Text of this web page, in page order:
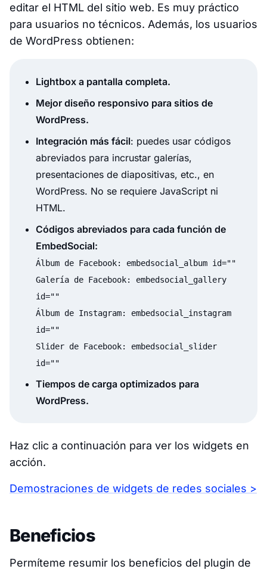
editar el HTML del sitio web. Es muy práctico
para usuarios no técnicos. Además, los usuarios
de WordPress obtienen:
Lightbox a pantalla completa.
Mejor diseño responsivo para sitios de
WordPress.
Integración más fácil: puedes usar códigos
abreviados para incrustar galerías,
presentaciones de diapositivas, etc., en
WordPress. No se requiere JavaScript ni
HTML.
Códigos abreviados para cada función de
EmbedSocial:
Álbum de Facebook: embedsocial_album id=""
Galería de Facebook: embedsocial_gallery
id=""
Álbum de Instagram: embedsocial_instagram
id=""
Slider de Facebook: embedsocial_slider
id=""
Tiempos de carga optimizados para
WordPress.
Haz clic a continuación para ver los widgets en
acción.
Demostraciones de widgets de redes sociales >
Beneficios
Permíteme resumir los beneficios del plugin de